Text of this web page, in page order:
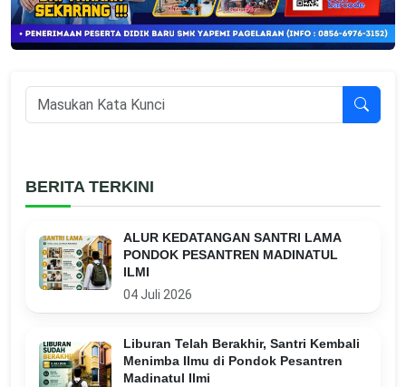
BERITA TERKINI
ALUR KEDATANGAN SANTRI LAMA
PONDOK PESANTREN MADINATUL
ILMI
04 Juli 2026
Liburan Telah Berakhir, Santri Kembali
Menimba Ilmu di Pondok Pesantren
Madinatul Ilmi